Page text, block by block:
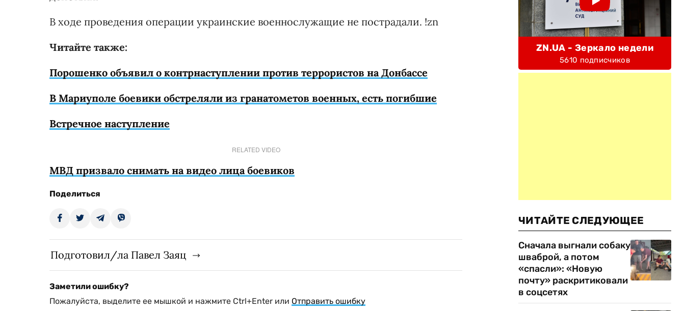
В ходе проведения операции украинские военнослужащие не пострадали. !zn
Читайте также:
Порошенко объявил о контрнаступлении против террористов на Донбассе
В Мариуполе боевики обстреляли из гранатометов военных, есть погибшие
Встречное наступление
RELATED VIDEO
МВД призвало снимать на видео лица боевиков
Поделиться
Подготовил/ла Павел Заяц
Заметили ошибку?
Пожалуйста, выделите ее мышкой и нажмите Ctrl+Enter или Отправить ошибку
ZN.UA - Зеркало недели
5610 подписчиков
ЧИТАЙТЕ СЛЕДУЮЩЕЕ
Сначала выгнали собаку
шваброй, а потом
«спасли»: «Новую
почту» раскритиковали
в соцсетях